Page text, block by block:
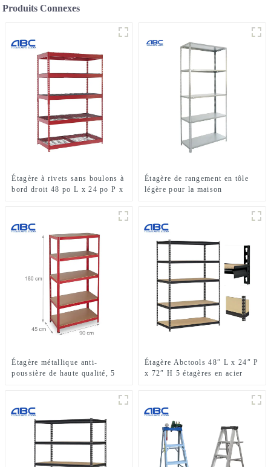
Produits Connexes
Étagère à rivets sans boulons à
bord droit 48 po L x 24 po P x
Étagère de rangement en tôle
légère pour la maison
Étagère métallique anti-
poussière de haute qualité, 5
Étagère Abctools 48″ L x 24″ P
x 72″ H 5 étagères en acier
boulons